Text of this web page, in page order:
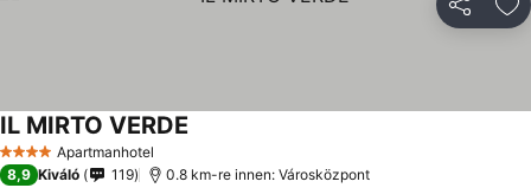
4 KategóriaApartmanhotel
IL MIRTO VERDE
8,9 Kiváló 119 0.8 km-re innen: Városközpont